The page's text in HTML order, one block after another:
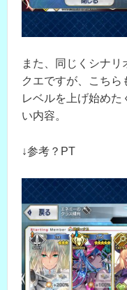
また、同じくシナリ
クエですが、こちら
レベルを上げ始めた
い内容。
↓参考？PT